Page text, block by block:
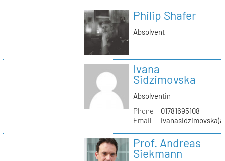
Philip Shafer
Absolvent
Ivana
Sidzimovska
Absolventin
Phone
01781695108
Email
Prof. Andreas
Siekmann